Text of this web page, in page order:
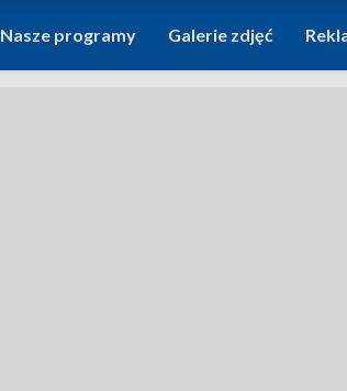
Nasze programy Galerie zdjęć